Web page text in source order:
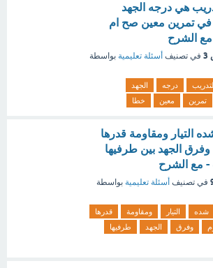
هي درجه الجهد
في تمرين معين صح ام
الشرح
في تصنيف أسئلة تعليمية بواسطة
درجه
الجهد
تمرين معين خطا
التيار ومقاومة قدرها
وفرق الجهد بين طرفيها
في تصنيف أسئلة تعليمية بواسطة
شده التيار ومقاومة
قدرها
وفرق الجهد
طرفيها